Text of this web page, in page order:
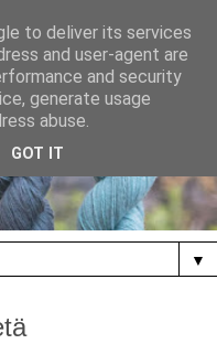
▼
to deliver its services
and user-agent are
and security
generate usage
abuse.
GOT IT